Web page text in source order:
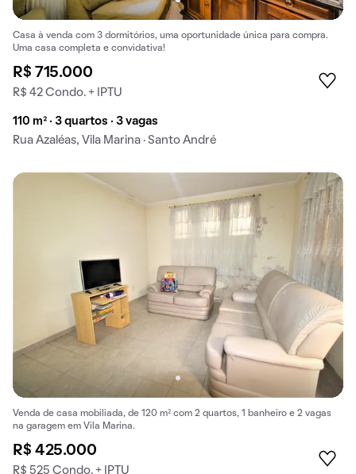
Casa à venda com 3 dormitórios, uma oportunidade única para compra.
Uma casa completa e convidativa!
R$ 715.000
R$ 42 Condo. + IPTU
110 m² · 3 quartos · 3 vagas
Rua Azaléas, Vila Marina · Santo André
Venda de casa mobiliada, de 120 m² com 2 quartos, 1 banheiro e 2 vagas
na garagem em Vila Marina.
R$ 425.000
R$ 525 Condo. + IPTU